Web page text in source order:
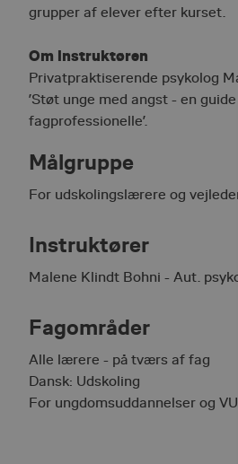
grupper af elever efter kurset.
Om instruktøren
Privatpraktiserende psykolog
’Støt unge med angst - en
fagprofessionelle’.
Målgruppe
For udskolingslærere og
Instruktører
Malene Klindt Bohni - Aut.
Fagområder
Alle lærere - på tværs af fag
Dansk: Udskoling
For ungdomsuddannelser og